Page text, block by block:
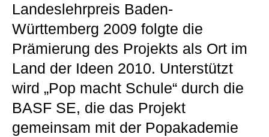
Landeslehrpreis Baden-
Württemberg 2009 folgte die
Prämierung des Projekts als Ort im
Land der Ideen 2010. Unterstützt
wird „Pop macht Schule“ durch die
BASF SE, die das Projekt
gemeinsam mit der Popakademie